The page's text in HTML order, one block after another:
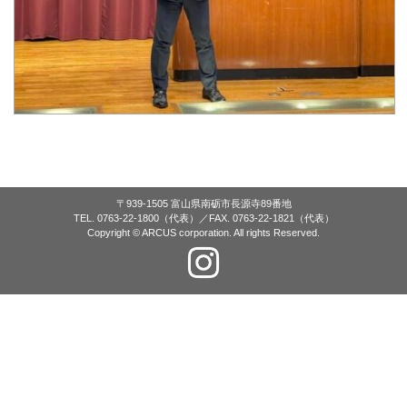
〒939-1505 富山県南砺市長源寺89番地
TEL. 0763-22-1800（代表）／FAX. 0763-22-1821（代表）
Copyright © ARCUS corporation. All rights Reserved.